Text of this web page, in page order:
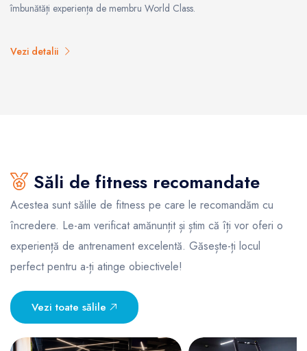
îmbunătăți experiența de membru World Class.
Vezi detalii
Săli de fitness recomandate
Acestea sunt sălile de fitness pe care le recomandăm cu
încredere. Le-am verificat amănunțit și știm că îți vor oferi o
experiență de antrenament excelentă. Găsește-ți locul
perfect pentru a-ți atinge obiectivele!
Vezi toate sălile